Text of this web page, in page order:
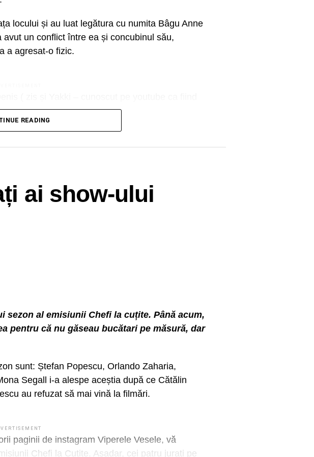
locului și au luat legătura cu numita Bâgu Anne
un conflict între ea și concubinul său,
a agresat-o fizic.
sediul subunității, după acordarea îngrijirilor
de 19.12.2023, pe fondul geloziei, persoana
cu Duțoniu Mihai Denis, în urma căruia acesta
mai multe bunuri din locuință.
vecină din incinta blocului în care locuiește și
vecinei, identificată ca fiind numita Otelea
cu o zi, la data de 18.12.2023, persoana
fizic de către autor, fiindu-i smulsă unghia de
vătămate, de către specialiștii din cadrul
prezintă leziuni traumatice care s-au putut
pentru vindecare un număr de 7-8 zile îngrijiri
provizoriu de către polițiștii Secției 2, pentru
READING
ai show-ului
al emisiunii Chefi la cuțite. Până acum,
pentru că nu găseau bucătari pe măsură, dar
sunt: Ștefan Popescu, Orlando Zaharia,
Segall i-a alespe aceștia după ce Cătălin
au refuzat să mai vină la filmări.
paginii de instagram Viperele Vesele, vă
Chefi la Cuțite. Așadar, cei patru jurați pe